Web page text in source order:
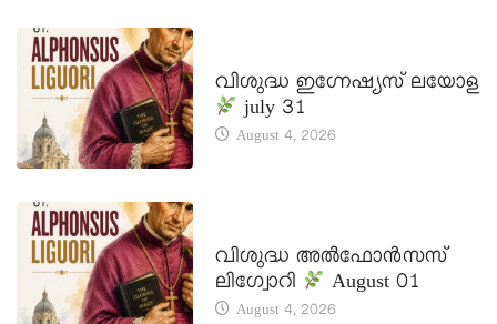
വിശുദ്ധ ഇഗ്നേഷ്യസ് ലയോള
july 31
August 4, 2026
വിശുദ്ധ അൽഫോൻസസ്
ലിഗ്വോറി
August 01
August 4, 2026